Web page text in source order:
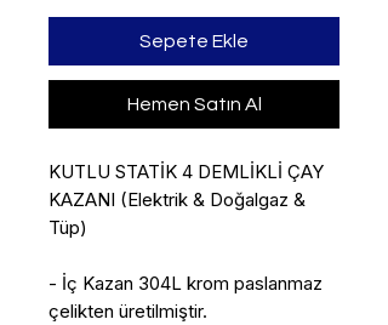
Sepete Ekle
Hemen Satın Al
KUTLU STATİK 4 DEMLİKLİ ÇAY
KAZANI (Elektrik & Doğalgaz &
Tüp)
- İç Kazan 304L krom paslanmaz
çelikten üretilmiştir.